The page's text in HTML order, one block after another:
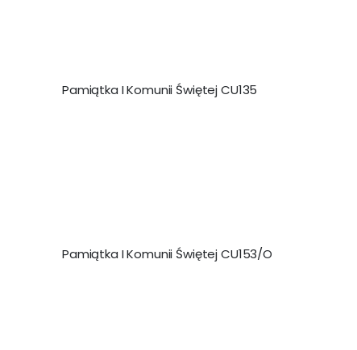
Pamiątka I Komunii Świętej CU135
Pamiątka I Komunii Świętej CU153/O